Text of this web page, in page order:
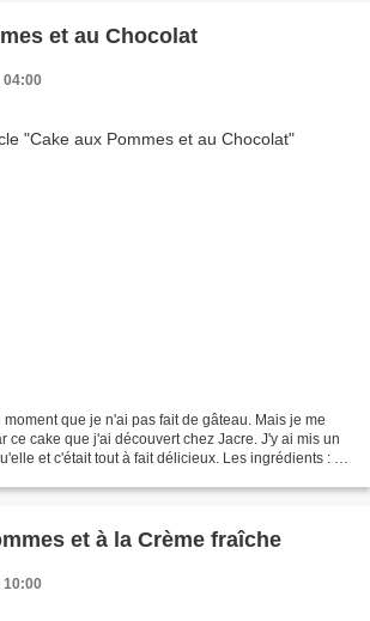
et au Chocolat
04:00
que je n'ai pas fait de gâteau. Mais je me
ce cake que j'ai découvert chez Jacre. J'y ai mis un
et c'était tout à fait délicieux. Les ingrédients : *
et à la Crème fraîche
10:00